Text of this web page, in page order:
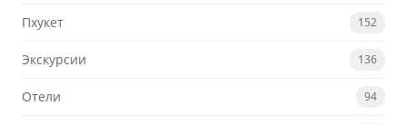
Пхукет 152
Экскурсии 136
Отели 94